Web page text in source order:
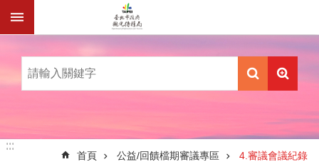
跳到主要內容區塊
:::
:::
首頁 公益/回饋檔期審議專區 4.審議會議紀錄